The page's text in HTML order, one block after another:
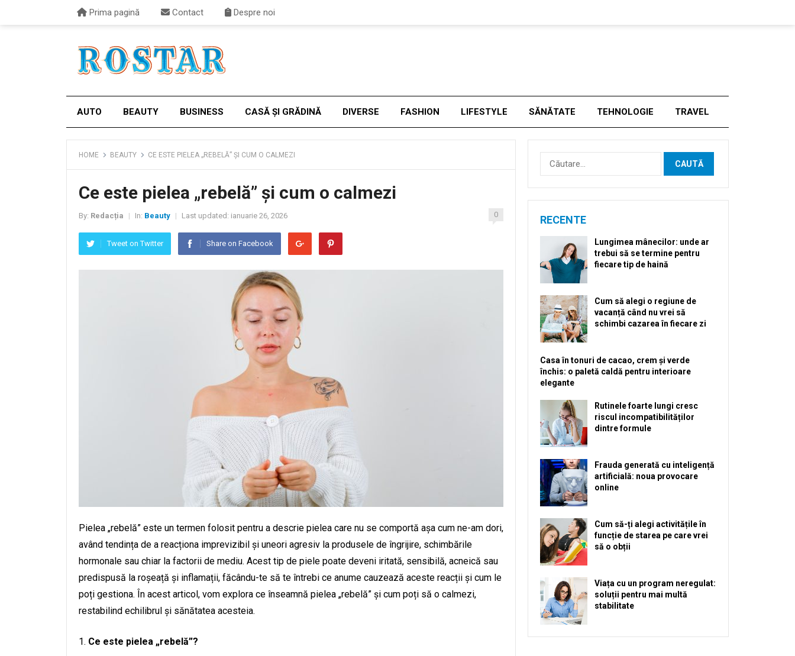
Prima pagină Contact Despre noi
AUTO BEAUTY BUSINESS CASĂ ȘI GRĂDINĂ DIVERSE FASHION LIFESTYLE SĂNĂTATE TEHNOLOGIE TRAVEL
HOME BEAUTY CE ESTE PIELEA „REBELĂ” ȘI CUM O CALMEZI
Ce este pielea „rebelă” și cum o calmezi
By: Redacția In: Beauty Last updated: ianuarie 26, 2026 0
Tweet on Twitter Share on Facebook
Pielea „rebelă” este un termen folosit pentru a descrie pielea care nu se comportă așa cum ne-am dori,
având tendința de a reacționa imprevizibil și uneori agresiv la produsele de îngrijire, schimbările
hormonale sau chiar la factorii de mediu. Acest tip de piele poate deveni iritată, sensibilă, acneică sau
predispusă la roșeață și inflamații, făcându-te să te întrebi ce anume cauzează aceste reacții și cum le
poți gestiona. În acest articol, vom explora ce înseamnă pielea „rebelă” și cum poți să o calmezi,
restabilind echilibrul și sănătatea acesteia.
Ce este pielea „rebelă”?
Caută
după:
RECENTE
Lungimea mânecilor: unde ar
trebui să se termine pentru
fiecare tip de haină
Cum să alegi o regiune de
vacanță când nu vrei să
schimbi cazarea în fiecare zi
Casa în tonuri de cacao, crem și verde
închis: o paletă caldă pentru interioare
elegante
Rutinele foarte lungi cresc
riscul incompatibilităților
dintre formule
Frauda generată cu inteligență
artificială: noua provocare
online
Cum să-ți alegi activitățile în
funcție de starea pe care vrei
să o obții
Viața cu un program neregulat:
soluții pentru mai multă
stabilitate